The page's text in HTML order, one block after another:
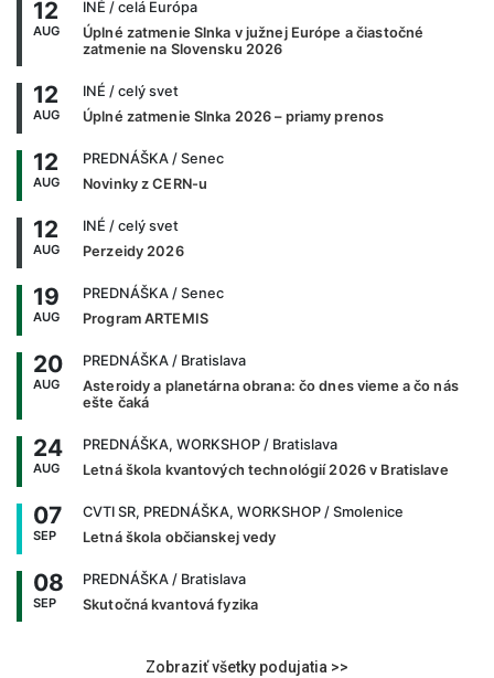
12
AUG
INÉ / celá Európa
Úplné zatmenie Slnka v južnej Európe a čiastočné
zatmenie na Slovensku 2026
12
AUG
INÉ / celý svet
Úplné zatmenie Slnka 2026 – priamy prenos
12
AUG
PREDNÁŠKA / Senec
Novinky z CERN-u
12
AUG
INÉ / celý svet
Perzeidy 2026
19
AUG
PREDNÁŠKA / Senec
Program ARTEMIS
20
AUG
PREDNÁŠKA / Bratislava
Asteroidy a planetárna obrana: čo dnes vieme a čo nás
ešte čaká
24
AUG
PREDNÁŠKA, WORKSHOP / Bratislava
Letná škola kvantových technológií 2026 v Bratislave
07
SEP
CVTI SR, PREDNÁŠKA, WORKSHOP / Smolenice
Letná škola občianskej vedy
08
SEP
PREDNÁŠKA / Bratislava
Skutočná kvantová fyzika
Zobraziť všetky podujatia >>